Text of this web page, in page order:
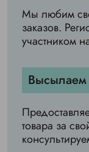
Мы любим
заказов.
участником
товара за